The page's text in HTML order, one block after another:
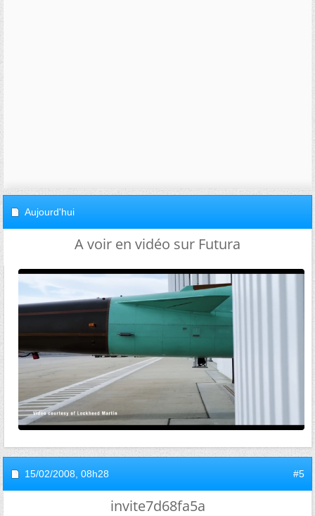
Aujourd'hui
A voir en vidéo sur Futura
15/02/2008, 08h28 #5
invite7d68fa5a